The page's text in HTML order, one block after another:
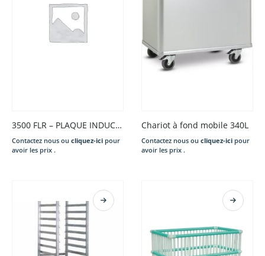
3500 FLR – PLAQUE INDUCTION INTAGRABLE – MONOFOYER COMMANDE DEPORTEE
Contactez nous ou cliquez-ici pour
avoir les prix .
Chariot à fond mobile 340L
Contactez nous ou cliquez-ici pour
avoir les prix .